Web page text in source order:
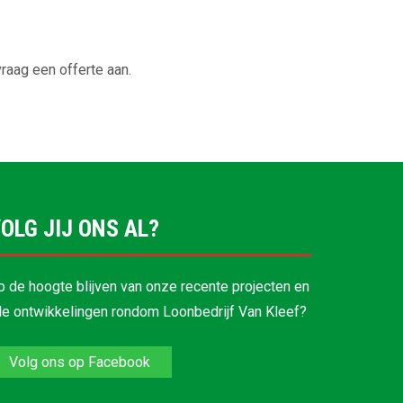
een offerte aan.
JIJ ONS AL?
de hoogte blijven van onze recente projecten en
ontwikkelingen rondom Loonbedrijf Van Kleef?
Volg ons op Facebook